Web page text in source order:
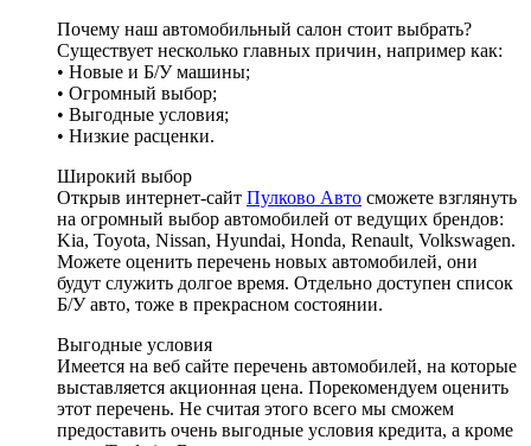
Почему наш автомобильный салон стоит выбрать?
Существует несколько главных причин, например как:
• Новые и Б/У машины;
• Огромный выбор;
• Выгодные условия;
• Низкие расценки.
Широкий выбор
Открыв интернет-сайт Пулково Авто сможете взглянуть
на огромный выбор автомобилей от ведущих брендов:
Kia, Toyota, Nissan, Hyundai, Honda, Renault, Volkswagen.
Можете оценить перечень новых автомобилей, они
будут служить долгое время. Отдельно доступен список
Б/У авто, тоже в прекрасном состоянии.
Выгодные условия
Имеется на веб сайте перечень автомобилей, на которые
выставляется акционная цена. Порекомендуем оценить
этот перечень. Не считая этого всего мы сможем
предоставить очень выгодные условия кредита, а кроме